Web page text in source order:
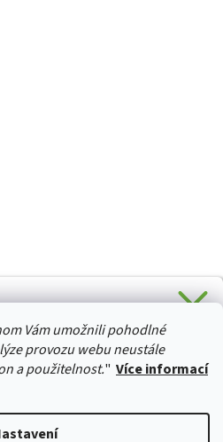
Vám umožnili pohodlné
provozu webu neustále
a použitelnost." Více informací
COLLECTION.CZ
novinek z našeho obchodu a je
Vaše :)
se přihlásit